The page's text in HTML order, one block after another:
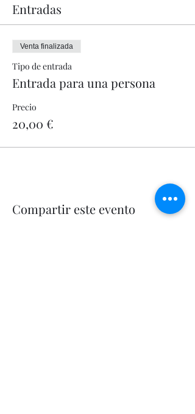
Entradas
Venta finalizada
Tipo de entrada
Entrada para una persona
Precio
20,00 €
Compartir este evento